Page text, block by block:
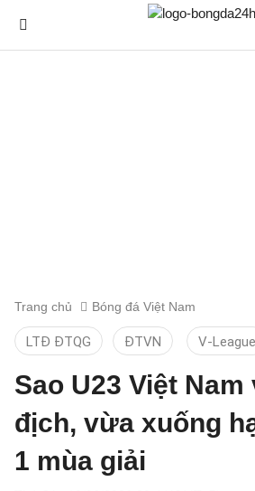
Trang chủ Bóng đá Việt Nam
LTĐ ĐTQG ĐTVN V-League
Sao U23 Việt
địch, vừa xuống
1 mùa giải